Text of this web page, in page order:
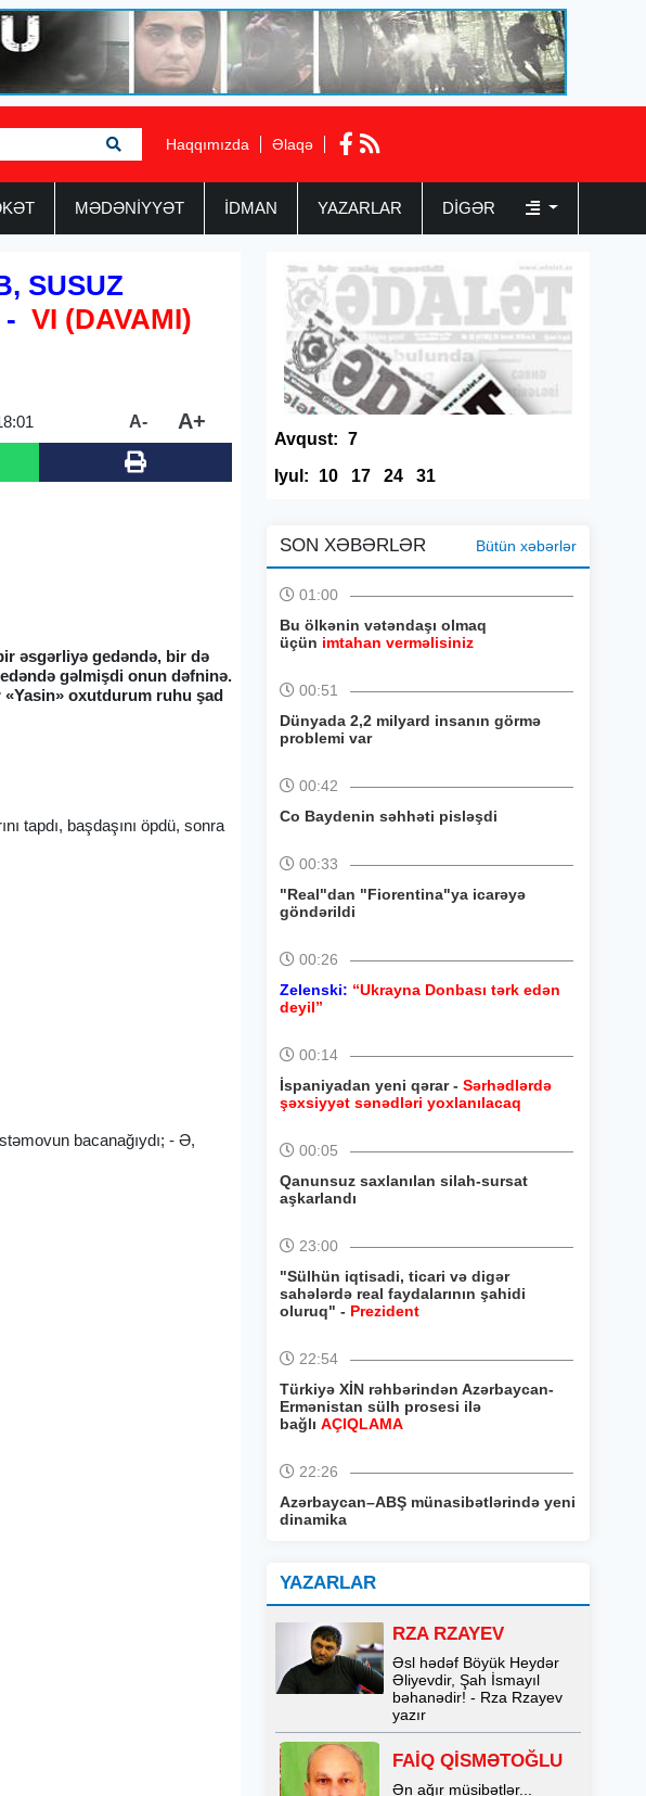
Haqqımızda Əlaqə
MƏDƏNİYYƏT İDMAN YAZARLAR DIGƏR
SUSUZ
VI (DAVAMI)
A- A+
əsgərliyə gedəndə, bir də
gəlmişdi onun dəfninə.
oxutdurum ruhu şad
tapdı, başdaşını öpdü, sonra
bacanağıydı; - Ə,
Avqust: 7
Iyul:
10 17 24 31
SON XƏBƏRLƏR Bütün xəbərlər
01:00
Bu ölkənin vətəndaşı olmaq
üçün imtahan verməlisiniz
00:51
Dünyada 2,2 milyard insanın görmə
problemi var
00:42
Co Baydenin səhhəti pisləşdi
00:33
"Real"dan "Fiorentina"ya icarəyə
göndərildi
00:26
Zelenski: “Ukrayna Donbası tərk edən
deyil”
00:14
İspaniyadan yeni qərar - Sərhədlərdə
şəxsiyyət sənədləri yoxlanılacaq
00:05
Qanunsuz saxlanılan silah-sursat
aşkarlandı
23:00
"Sülhün iqtisadi, ticari və digər
sahələrdə real faydalarının şahidi
oluruq" - Prezident
22:54
Türkiyə XİN rəhbərindən Azərbaycan-
Ermənistan sülh prosesi ilə
bağlı AÇIQLAMA
22:26
Azərbaycan–ABŞ münasibətlərində yeni
dinamika
YAZARLAR
RZA RZAYEV
Əsl hədəf Böyük Heydər
Əliyevdir, Şah İsmayıl
bəhanədir! - Rza Rzayev
yazır
FAİQ QİSMƏTOĞLU
Ən ağır müsibətlər...